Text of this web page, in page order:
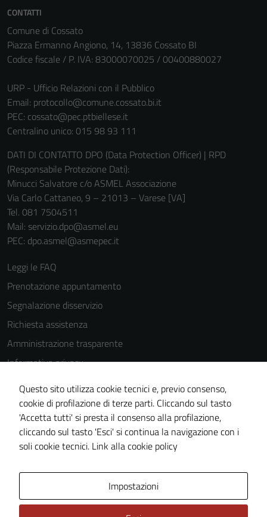
CONTATTI
Comune di Cossato
Piazza Ermanno Angiono, 14, 13836 Cossato BI
Codice fiscale / P. IVA: 83000070025 / 00400880027
URP - Ufficio Relazioni con il Pubblico
Email: protocollo@comune.cossato.bi.it
PEC: cossato@pec.ptbiellese.it
Centralino unico: 015 98 93 111
DATI DI CONTATTO DPO (Data Protection Officer) | RPD
(Responsabile Protezione Dati):
Minucci Salvatore c/o ASMEL Associazione
Via Carlo Cattaneo, 9 – 21013 – Varese [VA]
Tel. 081 7504511
Mail: servizio.dpo@asmel.eu
PEC: dpo.asmel@asmepec.it
Leggi le FAQ
Prenotazione appuntamento
Segnalazione disservizio
Richiesta assistenza
Amministrazione trasparente
Informativa privacy
Cookie Policy
Note legali
Dichiarazione di accessibilità
Piano di miglioramento del sito
Questo sito utilizza cookie tecnici e, previo consenso,
cookie di profilazione di terze parti. Cliccando sul tasto
'Accetta tutti' si presta il consenso alla profilazione,
cliccando sul tasto 'Esci' si continua la navigazione con i
soli cookie tecnici. Link alla cookie policy
Impostazioni
informazioni
personali.